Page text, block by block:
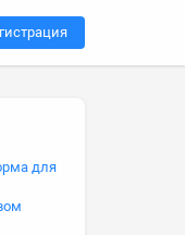
для